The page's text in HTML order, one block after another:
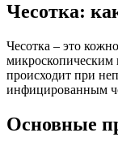
Чесотка:
Чесотка – это
микроскопическим
происходит при
инфицированным
Основные